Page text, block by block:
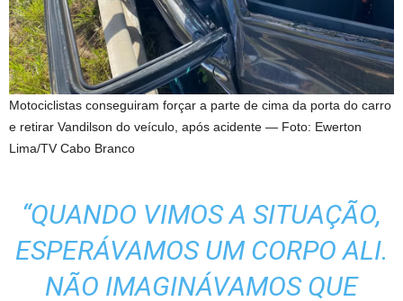
Motociclistas conseguiram forçar a parte de cima da porta do carro
e retirar Vandilson do veículo, após acidente — Foto: Ewerton
Lima/TV Cabo Branco
“QUANDO VIMOS A SITUAÇÃO,
ESPERÁVAMOS UM CORPO ALI.
NÃO IMAGINÁVAMOS QUE